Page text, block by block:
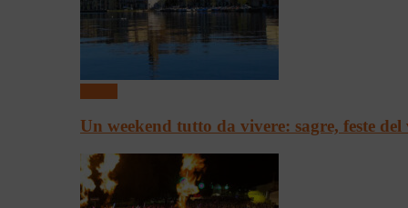
Un weekend tutto da vivere: sagre, feste